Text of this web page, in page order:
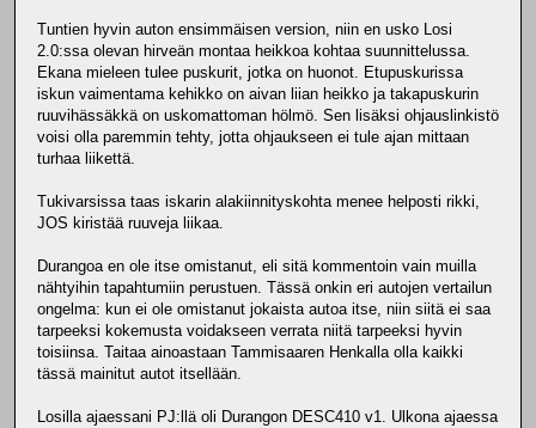
Tuntien hyvin auton ensimmäisen version, niin en usko Losi
2.0:ssa olevan hirveän montaa heikkoa kohtaa suunnittelussa.
Ekana mieleen tulee puskurit, jotka on huonot. Etupuskurissa
iskun vaimentama kehikko on aivan liian heikko ja takapuskurin
ruuvihässäkkä on uskomattoman hölmö. Sen lisäksi ohjauslinkistö
voisi olla paremmin tehty, jotta ohjaukseen ei tule ajan mittaan
turhaa liikettä.
Tukivarsissa taas iskarin alakiinnityskohta menee helposti rikki,
JOS kiristää ruuveja liikaa.
Durangoa en ole itse omistanut, eli sitä kommentoin vain muilla
nähtyihin tapahtumiin perustuen. Tässä onkin eri autojen vertailun
ongelma: kun ei ole omistanut jokaista autoa itse, niin siitä ei saa
tarpeeksi kokemusta voidakseen verrata niitä tarpeeksi hyvin
toisiinsa. Taitaa ainoastaan Tammisaaren Henkalla olla kaikki
tässä mainitut autot itsellään.
Losilla ajaessani PJ:llä oli Durangon DESC410 v1. Ulkona ajaessa